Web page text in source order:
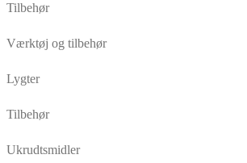
Tilbehør
Værktøj og tilbehør
Lygter
Tilbehør
Ukrudtsmidler